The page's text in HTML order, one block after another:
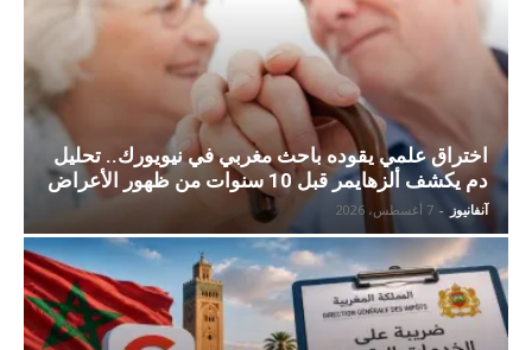
اختراق علمي يقوده باحث مغربي في نيويورك.. تحليل
دم يكشف ألزهايمر قبل 10 سنوات من ظهور الأعراض
آنفانيوز - 7 أغسطس، 2026